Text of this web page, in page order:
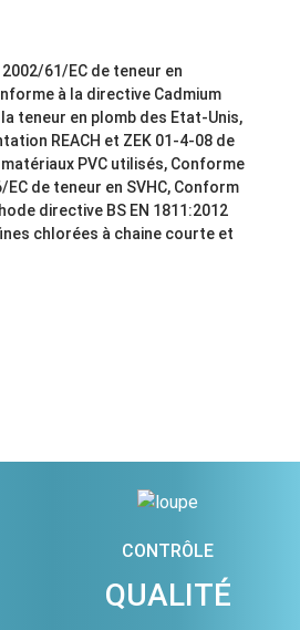
61/EC de teneur en
à la directive Cadmium
teneur en plomb des Etat-Unis,
REACH et ZEK 01-4-08 de
PVC utilisés, Conforme
de teneur en SVHC, Conform
directive BS EN 1811:2012
chlorées à chaine courte et
CONTRÔLE
QUALITÉ